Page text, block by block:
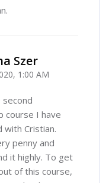
Szer
1:00 AM
second
course I have
with Cristian.
penny and
it highly. To get
of this course,